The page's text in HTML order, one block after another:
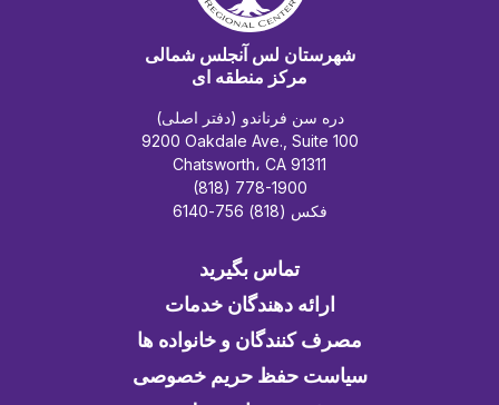
شهرستان لس آنجلس شمالی
مرکز منطقه ای
دره سن فرناندو (دفتر اصلی)
9200 Oakdale Ave., Suite 100
Chatsworth، CA 91311
(818) 778-1900
فکس (818) 756-6140
تماس بگیرید
ارائه دهندگان خدمات
مصرف کنندگان و خانواده ها
سیاست حفظ حریم خصوصی